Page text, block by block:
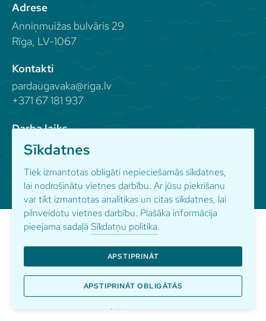
Sīkdatnes
Tiek izmantotas obligāti nepieciešamās sīkdatnes,
lai nodrošinātu vietnes darbību. Ar jūsu piekrišanu
var tikt izmantotas analītikas un citas sīkdatnes, lai
pilnveidotu vietnes darbību. Plašāka informācija
pieejama sadaļā Sīkdatņu politika.
APSTIPRINĀT
APSTIPRINĀT OBLIGĀTĀS
Adrese
Anniņmuižas bulvāris 29
Rīga, LV-1067
Kontakti
pardaugavaka@riga.lv
+371 67 181 937
Darba laiks
Seko mums
© Pārdaugavas kultūras apvienība
Privātuma politika